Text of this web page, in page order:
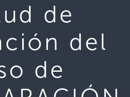
de
del
de